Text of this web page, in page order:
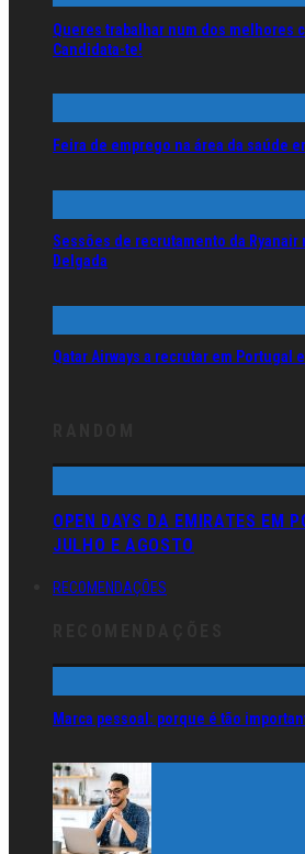
Queres trabalhar num dos melhores
Candidata-te!
Feira de emprego na área da saúde
Sessões de recrutamento da Ryanair
Delgada
Qatar Airways a recrutar em Portugal
OPEN DAYS DA EMIRATES EM
JULHO E AGOSTO
RECOMENDAÇÕES
Marca pessoal: porque é tão